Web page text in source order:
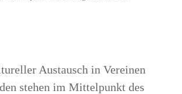
Aus­tausch in Ver­ei­nen
ste­hen im Mit­tel­punkt des